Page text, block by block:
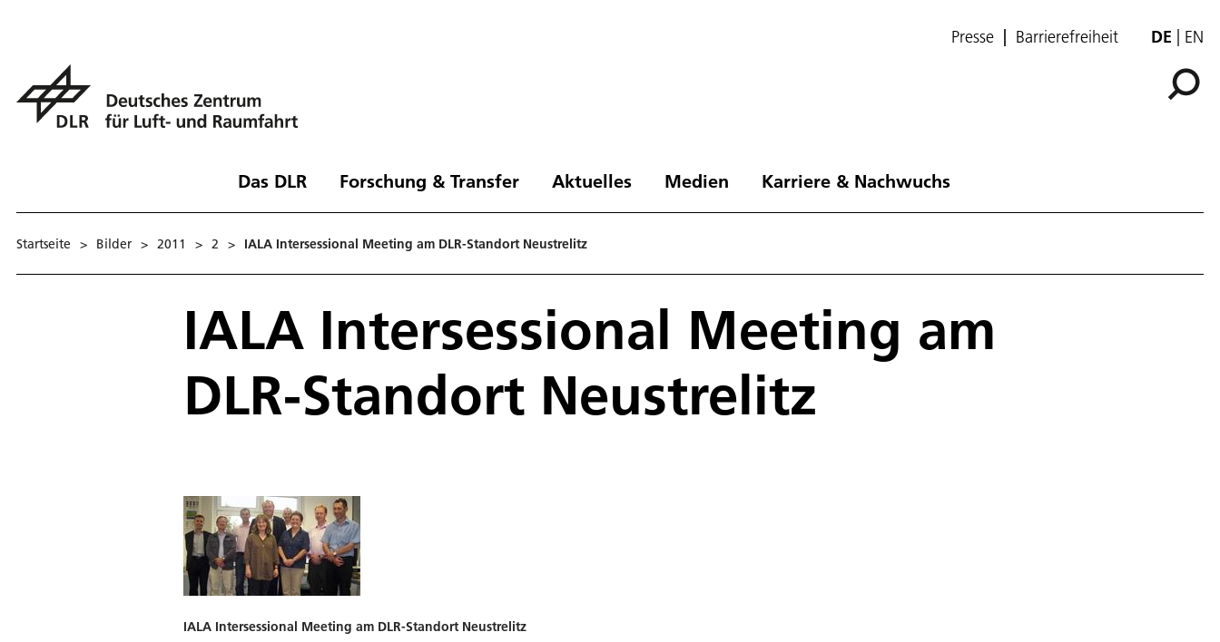
Presse Barrierefreiheit DE EN
Das DLR Forschung & Transfer Aktuelles Medien Karriere & Nachwuchs
Startseite > Bilder > 2011 > 2 > IALA Intersessional Meeting am DLR-Standort Neustrelitz
IALA Intersessional Meeting am
DLR-Standort Neustrelitz
IALA Intersessional Meeting am DLR-Standort Neustrelitz